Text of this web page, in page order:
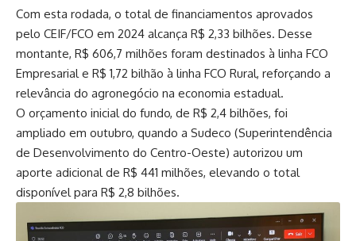
Com esta rodada, o total de financiamentos aprovados
pelo CEIF/FCO em 2024 alcança R$ 2,33 bilhões. Desse
montante, R$ 606,7 milhões foram destinados à linha FCO
Empresarial e R$ 1,72 bilhão à linha FCO Rural, reforçando a
relevância do agronegócio na economia estadual.
O orçamento inicial do fundo, de R$ 2,4 bilhões, foi
ampliado em outubro, quando a Sudeco (Superintendência
de Desenvolvimento do Centro-Oeste) autorizou um
aporte adicional de R$ 441 milhões, elevando o total
disponível para R$ 2,8 bilhões.